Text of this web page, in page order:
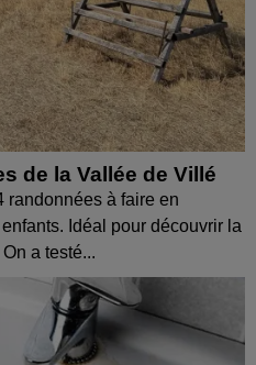
de la Vallée de Villé
randonnées à faire en
Idéal pour découvrir la
a testé...